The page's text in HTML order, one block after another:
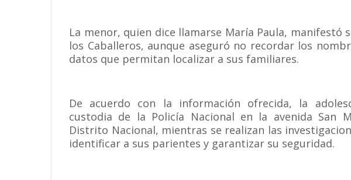
La menor, quien dice llamarse María Paula, manifestó
los Caballeros, aunque aseguró no recordar los
datos que permitan localizar a sus familiares.
De acuerdo con la información ofrecida, la
custodia de la Policía Nacional en la avenida San
Distrito Nacional, mientras se realizan las
identificar a sus parientes y garantizar su seguridad.